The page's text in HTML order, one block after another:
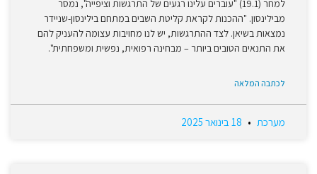
למחר (19.1) "עוברים עלינו רגעים של התרגשות וציפייה", נמסר
מבילינסון. "ההכנות לקראת קליטת השבים במתחם בילינסון-שניידר
נמצאות בשיאן. לצד ההתרגשות, יש לנו מחויבות עצומה להעניק להם
את התנאים הטובים ביותר – מבחינה רפואית, נפשית ומשפחתית".
לכתבה המלאה
מערכת